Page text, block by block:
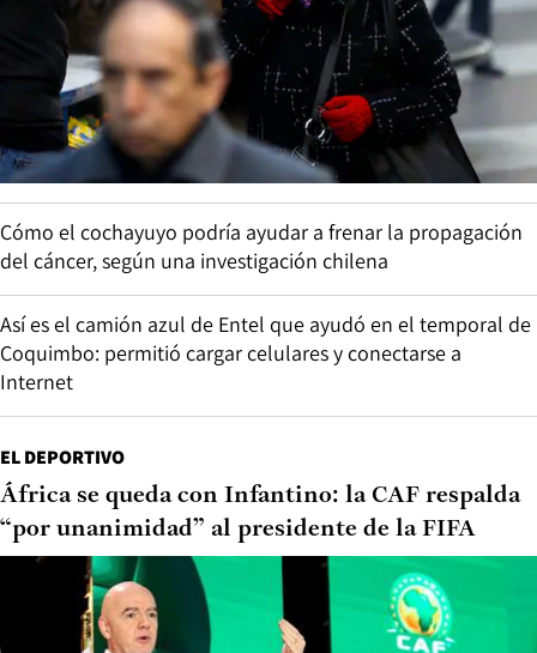
Cómo el cochayuyo podría ayudar a frenar la propagación
del cáncer, según una investigación chilena
Así es el camión azul de Entel que ayudó en el temporal de
Coquimbo: permitió cargar celulares y conectarse a
Internet
EL DEPORTIVO
África se queda con Infantino: la CAF respalda
“por unanimidad” al presidente de la FIFA